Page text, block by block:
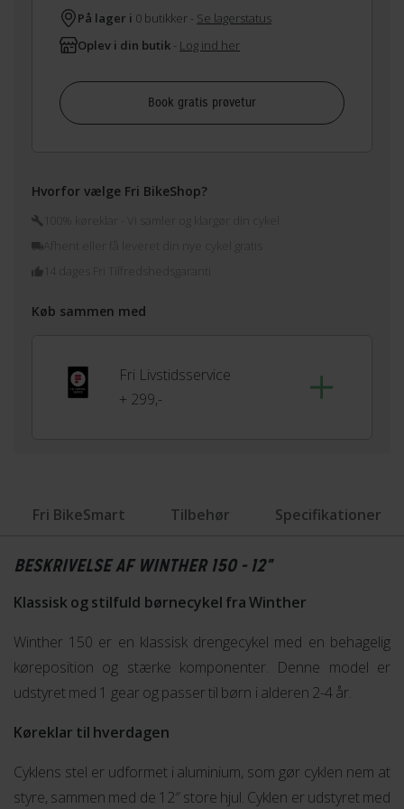
På lager i 0 butikker - Se lagerstatus
Oplev i din butik - Log ind her
Book gratis prøvetur
Hvorfor vælge Fri BikeShop?
100% køreklar - Vi samler og klargør din cykel
14 dages Fri Tilfredshedsgaranti
Køb sammen med
Fri Livstidsservice
+ 299,-
Fri BikeSmart Tilbehør Specifikationer
BESKRIVELSE AF WINTHER 150 - 12"
Klassisk og stilfuld børnecykel fra Winther
Winther 150 er en klassisk drengecykel med en behagelig
køreposition og stærke komponenter. Denne model er
udstyret med 1 gear og passer til børn i alderen 2-4 år.
Køreklar til hverdagen
Cyklens stel er udformet i aluminium, som gør cyklen nem at
styre, sammen med de 12″ store hjul. Cyklen er udstyret med